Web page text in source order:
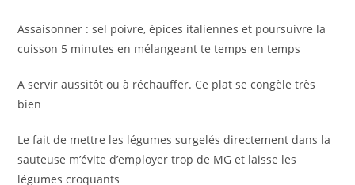
Assaisonner : sel poivre, épices italiennes et poursuivre la
cuisson 5 minutes en mélangeant te temps en temps
A servir aussitôt ou à réchauffer. Ce plat se congèle très
bien
Le fait de mettre les légumes surgelés directement dans la
sauteuse m’évite d’employer trop de MG et laisse les
légumes croquants